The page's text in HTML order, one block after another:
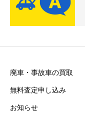
廃車・事故車の買取
無料査定申し込み
お知らせ